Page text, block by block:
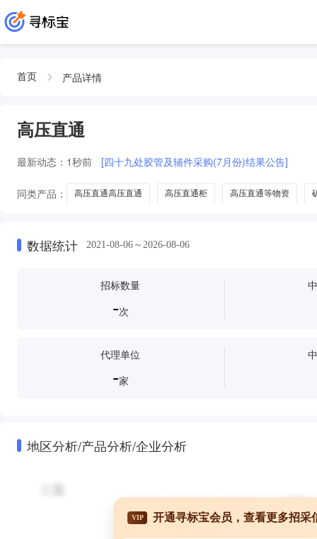
首页 产品详情
高压直通
最新动态： 1秒前 [四十九处胶管及辅件采购(7月份)结果公告]
同类产品： 高压直通高压直通 高压直通柜 高压直通等物资
数据统计 2021-08-06～2026-08-06
招标数量
-次
代理单位
-家
地区分析/产品分析/企业分析
VIP 开通寻标宝会员，查看更多招采